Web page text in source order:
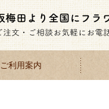
ご利用案内